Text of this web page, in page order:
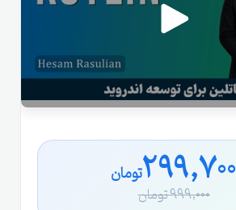
299,700تومان
999,000 تومان